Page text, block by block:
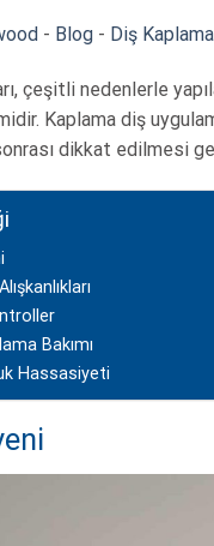
- Blog- Diş
çeşitli nedenlerle
Kaplama diş
dikkat edilmesi
Bakımı
Hassasiyeti